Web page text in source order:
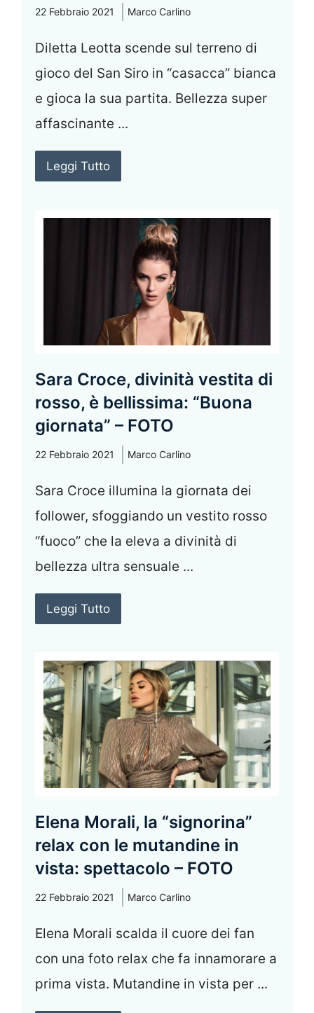
22 Febbraio 2021 Marco Carlino
Diletta Leotta scende sul terreno di
gioco del San Siro in “casacca” bianca
e gioca la sua partita. Bellezza super
affascinante ...
Leggi Tutto
Sara Croce, divinità vestita di
rosso, è bellissima: “Buona
giornata” – FOTO
22 Febbraio 2021 Marco Carlino
Sara Croce illumina la giornata dei
follower, sfoggiando un vestito rosso
“fuoco” che la eleva a divinità di
bellezza ultra sensuale ...
Leggi Tutto
Elena Morali, la “signorina”
relax con le mutandine in
vista: spettacolo – FOTO
22 Febbraio 2021 Marco Carlino
Elena Morali scalda il cuore dei fan
con una foto relax che fa innamorare a
prima vista. Mutandine in vista per ...